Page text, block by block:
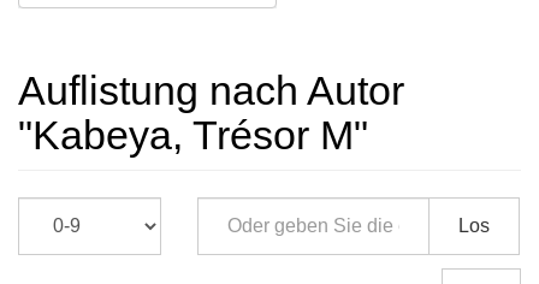
Auflistung nach Autor
"Kabeya, Trésor M"
Los